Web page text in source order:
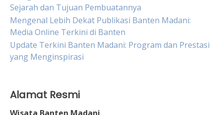
Sejarah dan Tujuan Pembuatannya
Mengenal Lebih Dekat Publikasi Banten Madani:
Media Online Terkini di Banten
Update Terkini Banten Madani: Program dan Prestasi
yang Menginspirasi
Alamat Resmi